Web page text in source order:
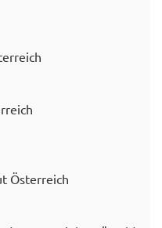
Österreich